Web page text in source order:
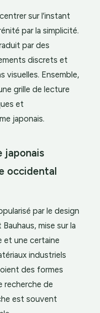
sur l’instant
par la simplicité.
par des
discrets et
visuelles. Ensemble,
grille de lecture
et
japonais.
japonais
occidental
par le design
mise sur la
et une certaine
industriels
des formes
recherche de
est souvent